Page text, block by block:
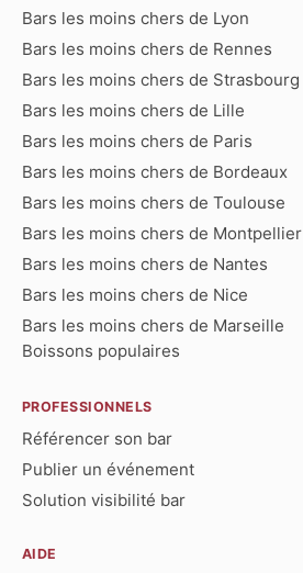
Bars les moins chers de Lyon
Bars les moins chers de Rennes
Bars les moins chers de Strasbourg
Bars les moins chers de Lille
Bars les moins chers de Paris
Bars les moins chers de Bordeaux
Bars les moins chers de Toulouse
Bars les moins chers de Montpellier
Bars les moins chers de Nantes
Bars les moins chers de Nice
Bars les moins chers de Marseille
Boissons populaires
PROFESSIONNELS
Référencer son bar
Publier un événement
Solution visibilité bar
AIDE